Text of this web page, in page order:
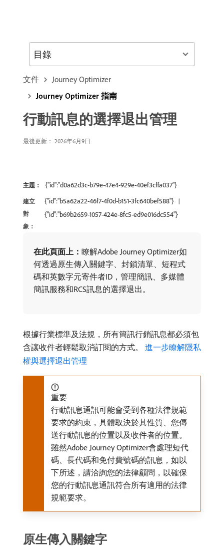
文件
Journey Optimizer
Journey Optimizer 指南
行動訊息的選擇退出管理
最後更新： 2026年6月9日
主題： {"id":"d0a62d3c-b79e-47e4-929e-40ef3cffa037"}
建立
對
象：
{"id":"b5a62a22-46f7-4f0d-b151-3fc640bef588"}
{"id":"b69b2659-1057-424e-8fc5-ed9e016dc554"}
在此頁面上： ​瞭解Adobe Journey Optimizer如
何透過原生傳入關鍵字、封鎖清單、短程式
碼和英數字元寄件者ID，管理簡訊、多媒體
簡訊服務和RCS訊息的選擇退出。
根據行業標準及法規，所有簡訊行銷訊息都必須包
含讓收件者輕鬆取消訂閱的方式。 進一步瞭解隱私
權與選擇退出管理
重要
行動訊息通訊可能會受到各種法律規範
要求的約束，具體取決於其性質、您傳
送行動訊息的位置以及收件者的位置。
雖然Adobe Journey Optimizer會處理短代
碼、長代碼和免付費號碼的訊息，如以
下所述，請洽詢您的法律顧問，以確保
您的行動訊息通訊符合所有適用的法律
規範要求。
原生傳入關鍵字
目錄